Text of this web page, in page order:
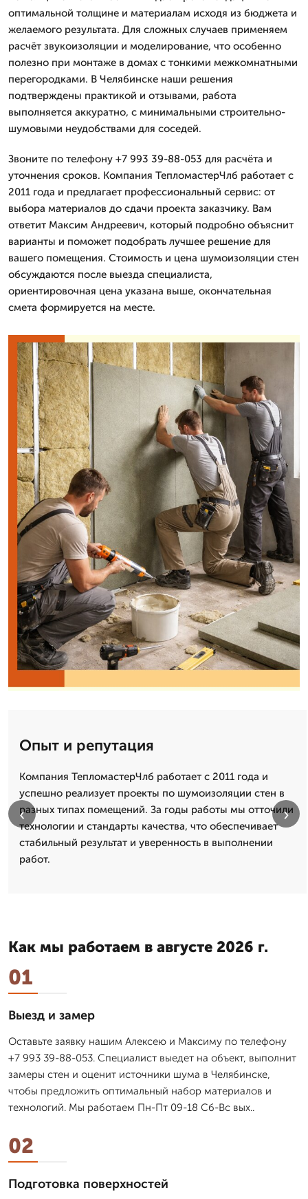
оптимальной толщине и материалам исходя из бюджета и
желаемого результата. Для сложных случаев применяем
расчёт звукоизоляции и моделирование, что особенно
полезно при монтаже в домах с тонкими межкомнатными
перегородками. В Челябинске наши решения
подтверждены практикой и отзывами, работа
выполняется аккуратно, с минимальными строительно-
шумовыми неудобствами для соседей.
Звоните по телефону +7 993 39-88-053 для расчёта и
уточнения сроков. Компания ТепломастерЧлб работает с
2011 года и предлагает профессиональный сервис: от
выбора материалов до сдачи проекта заказчику. Вам
ответит Максим Андреевич, который подробно объяснит
варианты и поможет подобрать лучшее решение для
вашего помещения. Стоимость и цена шумоизоляции стен
обсуждаются после выезда специалиста,
ориентировочная цена указана выше, окончательная
смета формируется на месте.
Опыт и репутация
Компания ТепломастерЧлб работает с 2011 года и
успешно реализует проекты по шумоизоляции стен в
разных типах помещений. За годы работы мы отточили
технологии и стандарты качества, что обеспечивает
стабильный результат и уверенность в выполнении
работ.
‹ ›
Как мы работаем в августе 2026 г.
01
Выезд и замер
Оставьте заявку нашим Алексею и Максиму по телефону
+7 993 39-88-053. Специалист выедет на объект, выполнит
замеры стен и оценит источники шума в Челябинске,
чтобы предложить оптимальный набор материалов и
технологий. Мы работаем Пн-Пт 09-18 Сб-Вс вых..
02
Подготовка поверхностей